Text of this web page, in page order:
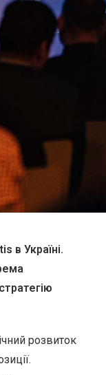
в Україні.
розвиток